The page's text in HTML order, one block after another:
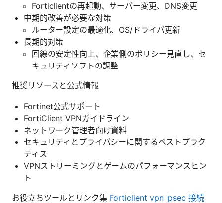
Forticlientの再起動、サーバー変更、DNS変更
中期的改善が必要な対策
ルーター設定の最適化、OS/ドライバ更新
長期的対策
回線の安定性向上、企業側のポリシー見直し、セ
キュリティソフトの調整
推奨リソースと公式情報
Fortinet公式サポート
FortiClient VPNガイドライン
ネットワーク管理者向け資料
セキュリティとプライバシーに関するベストプラク
ティス
VPNストリーミングとゲームのパフォーマンスヒン
ト
お役立ちツールとリンク集 Forticlient vpn ipsec 接続